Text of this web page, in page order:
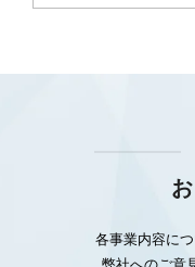
各事業内容に